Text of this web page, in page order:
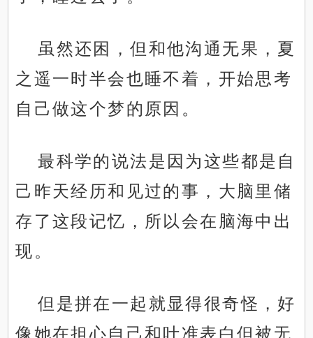
虽然还困，但和他沟通无果，夏
之遥一时半会也睡不着，开始思考
自己做这个梦的原因。
最科学的说法是因为这些都是自
己昨天经历和见过的事，大脑里储
存了这段记忆，所以会在脑海中出
现。
但是拼在一起就显得很奇怪，好
像她在担心自己和叶准表白但被无